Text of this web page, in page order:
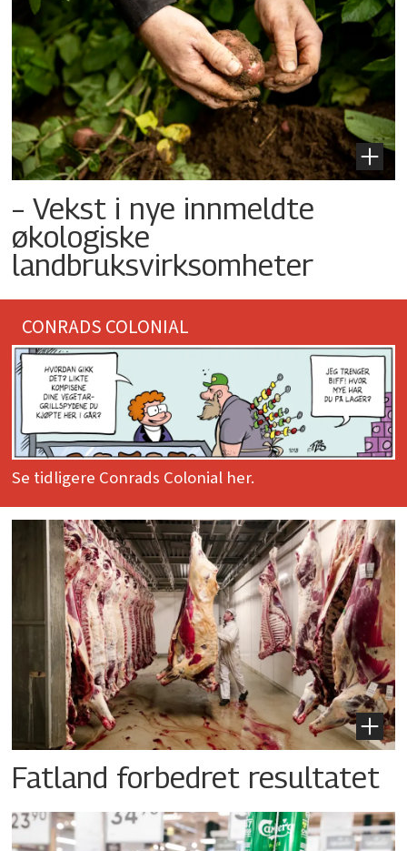
– Vekst i nye innmeldte
økologiske
landbruksvirksomheter
CONRADS COLONIAL
Se tidligere Conrads Colonial her.
Fatland forbedret resultatet